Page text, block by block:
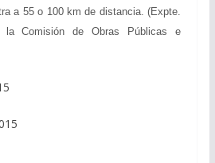
a 55 o 100 km de distancia. (Expte.
la Comisión de Obras Públicas e